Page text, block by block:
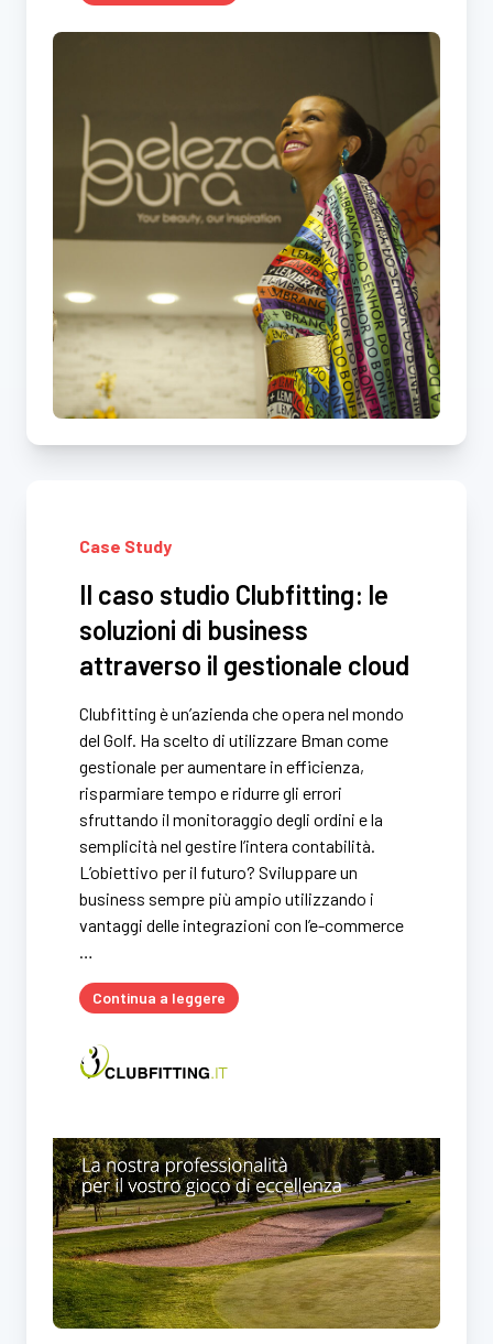
Case Study
Il caso studio Clubfitting: le
soluzioni di business
attraverso il gestionale cloud
Clubfitting è un’azienda che opera nel mondo
del Golf. Ha scelto di utilizzare Bman come
gestionale per aumentare in efficienza,
risparmiare tempo e ridurre gli errori
sfruttando il monitoraggio degli ordini e la
semplicità nel gestire l’intera contabilità.
L’obiettivo per il futuro? Sviluppare un
business sempre più ampio utilizzando i
vantaggi delle integrazioni con l’e-commerce
Continua a leggere